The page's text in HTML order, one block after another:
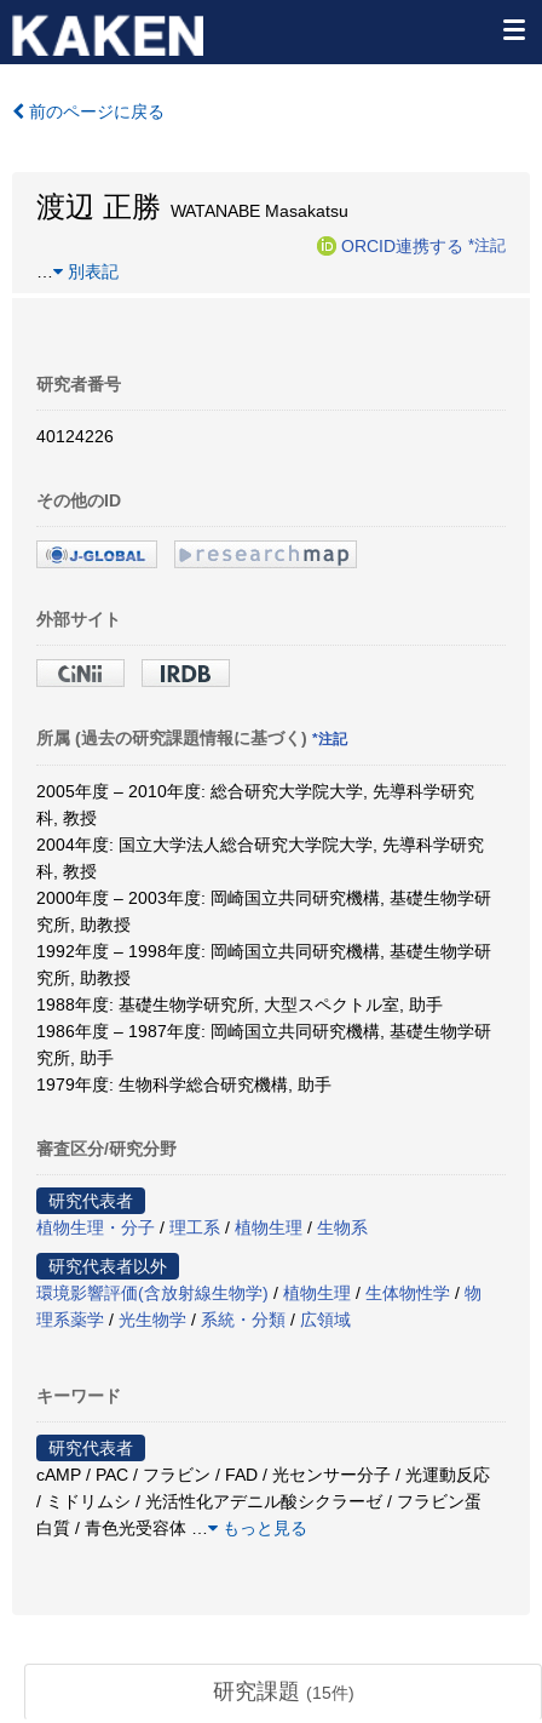
前のページに戻る
渡辺 正勝 WATANABE Masakatsu
ORCID連携する *注記
別表記
研究者番号
40124226
その他のID
外部サイト
所属 (過去の研究課題情報に基づく) *注記
2005年度 – 2010年度: 総合研究大学院大学, 先導科学研究
科, 教授
2004年度: 国立大学法人総合研究大学院大学, 先導科学研究
科, 教授
2000年度 – 2003年度: 岡崎国立共同研究機構, 基礎生物学研
究所, 助教授
1992年度 – 1998年度: 岡崎国立共同研究機構, 基礎生物学研
究所, 助教授
1988年度: 基礎生物学研究所, 大型スペクトル室, 助手
1986年度 – 1987年度: 岡崎国立共同研究機構, 基礎生物学研
究所, 助手
1979年度: 生物科学総合研究機構, 助手
審査区分/研究分野
研究代表者
植物生理・分子 / 理工系 / 植物生理 / 生物系
研究代表者以外
環境影響評価(含放射線生物学) / 植物生理 / 生体物性学 / 物
理系薬学 / 光生物学 / 系統・分類 / 広領域
キーワード
研究代表者
cAMP / PAC / フラビン / FAD / 光センサー分子 / 光運動反応
/ ミドリムシ / 光活性化アデニル酸シクラーゼ / フラビン蛋
白質 / 青色光受容体
もっと見る
研究課題 (15件)